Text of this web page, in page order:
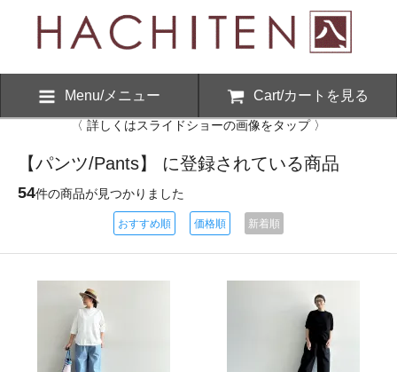
Menu/メニュー Cart/カートを見る
〈 詳しくはスライドショーの画像をタップ 〉
【パンツ/Pants】 に登録されている商品
54件の商品が見つかりました
おすすめ順 価格順 新着順